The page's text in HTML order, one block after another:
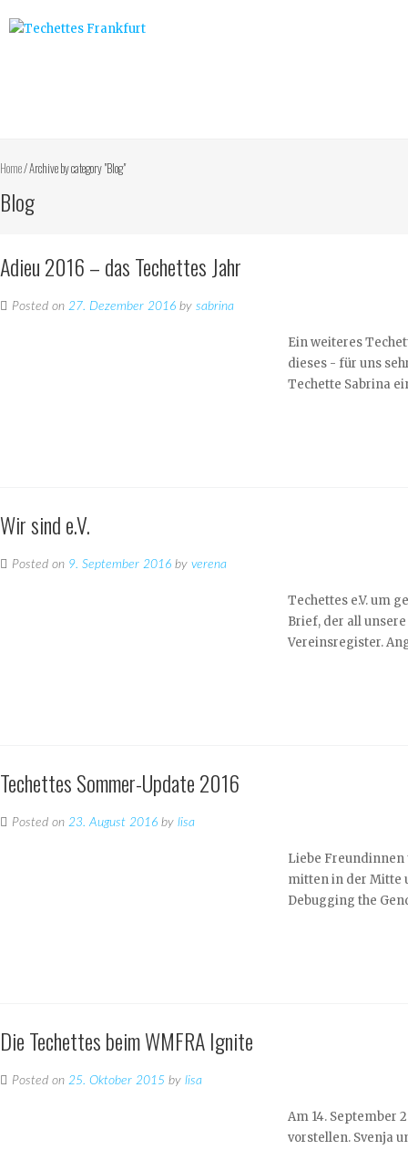
Home/Archive by category "Blog"
Blog
Adieu 2016 – das Techettes Jahr
Posted on 27. Dezember 2016 by sabrina
Ein weiteres
dieses - für uns
Techette Sabrina
Wir sind e.V.
Posted on 9. September 2016 by verena
Techettes e.V. um
Brief, der all
Vereinsregister.
Techettes Sommer-Update 2016
Posted on 23. August 2016 by lisa
Liebe Freundinnen
mitten in der Mitte
Debugging the
Die Techettes beim WMFRA Ignite
Posted on 25. Oktober 2015 by lisa
Am 14. September
vorstellen. Svenja